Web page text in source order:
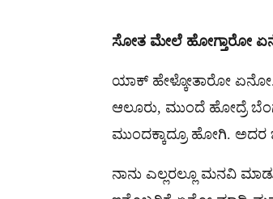
ಸೋತ ಮೇಲೆ ಹೋಗ್ತಾರೋ
ಯಾಕ್ ಹೇಳ್ಕೋತಾರೋ
ಆಲೂರು, ಮುಂದೆ ಹೋದ್ರೆ
ಮುಂದಕ್ಕಾದ್ರೂ ಹೋಗಿ. ಅದರ
ನಾನು ಎಲ್ಲರಲ್ಲೂ ಮನವಿ